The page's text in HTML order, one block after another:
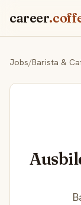
career
Jobs/Barista &